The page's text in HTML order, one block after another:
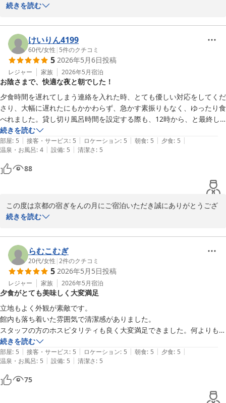
います。
す。
お食事とともに素敵なお時間をお過ごしいただけたのであれば幸い
です。
「また来たい」とのお言葉が私どもにとって何よりの喜びでござい
ます。
今後も快適な空間と心を込めたおもてなしをご提供できるよう努め
てまいります。
スタッフ一同心よりお待ちしております。
京都の宿 ぎをんの月
スタッフ一同
京都の宿 ぎをんの月
2026-06-05
続きを読む
けいりん4199
60代/女性 | 5件のクチコミ
5 2026年5月6日投稿
レジャー 家族 2026年5月宿泊
お陰さまで、快適な夜と朝でした！
夕食時間を遅れてしまう連絡を入れた時、とても優しい対応をしてくだ
さり、大幅に遅れたにもかかわらず、急かす素振りもなく、ゆったり食
べれました。貸し切り風呂時間を設定する際も、12時から、と最終し
かなかったのですが、40分間を後続者はいないので、自由にゆっくり
お入りいただいて結構です、と。ありがたかったです。中居さんたちも
お若い方々がほとんどです。お世話になりました。また、お邪魔します
ね！
続きを読む
部屋: 5 | 接客・サービス: 5 | ロケーション: 5 | 朝食: 5 | 夕食: 5 |
温泉・お風呂: 4 | 設備: 5 | 清潔さ: 5
88
この度は京都の宿ぎをんの月にご宿泊いただき誠にありがとうござ
います。
楽しみいただけたとのこと、安心いたしました。
スタッフの対応についても温かいお言葉をいただき、大変嬉しく思
います。
当館でのひとときが、快適な夜と朝となりましたことは、私どもに
とって何よりの喜びでございます。
担当させていただいたスタッフにも共有し、今後の励みにさせてい
ただきます。
また京都へお越しの際は是非当館をご利用くださいませ。
スタッフ一同心よりお待ちしております。
京都の宿 ぎをんの月
スタッフ一同
京都の宿 ぎをんの月
続きを読む
らむこむぎ
20代/女性 |2件のクチコミ
5 2026年5月5日投稿
レジャー 家族 2026年5月宿泊
夕食がとても美味しく大変満足
立地もよく外観が素敵です。
館内も落ち着いた雰囲気で清潔感がありました。
スタッフの方のホスピタリティも良く大変満足できました。何よりも夕
食と朝食がとても美味しくこの値段でこのサービス・質と思うと大変満
足な旅館でした。
また機会があれば是非利用したいと思います。
続きを読む
部屋: 5 | 接客・サービス: 5 | ロケーション: 5 | 朝食: 5 | 夕食: 5 |
温泉・お風呂: 5 | 設備: 5 | 清潔さ: 5
75